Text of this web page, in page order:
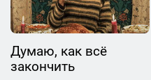
Думаю, как всё
закончить